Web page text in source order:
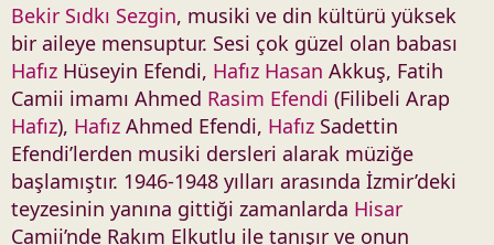
Bekir Sıdkı Sezgin, musiki ve din kültürü yüksek
bir aileye mensuptur. Sesi çok güzel olan babası
Hafız Hüseyin Efendi, Hafız Hasan Akkuş, Fatih
Camii imamı Ahmed Rasim Efendi (Filibeli Arap
Hafız), Hafız Ahmed Efendi, Hafız Sadettin
Efendi’lerden musiki dersleri alarak müziğe
başlamıştır. 1946-1948 yılları arasında İzmir’deki
teyzesinin yanına gittiği zamanlarda Hisar
Camii’nde Rakım Elkutlu ile tanışır ve onun